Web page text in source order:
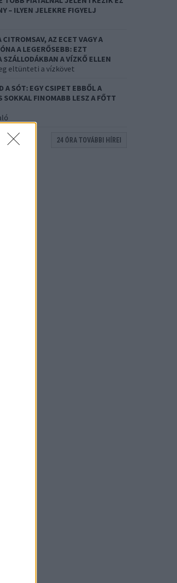
– ILYEN JELEKRE FIGYELJ
CITROMSAV, AZ ECET VAGY A
A LEGERŐSEBB: EZT
SZÁLLODÁKBAN A VÍZKŐ ELLEN
eltünteti a vízkövet
A SÓT: EGY CSIPET EBBŐL A
SOKKAL FINOMABB LESZ A FŐTT
24 ÓRA TOVÁBBI HÍREI